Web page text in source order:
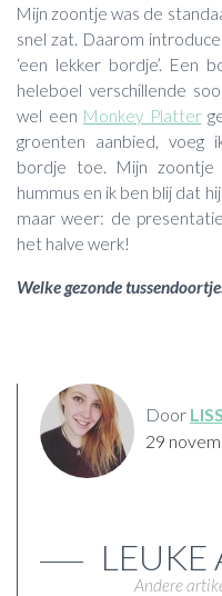
Mijn zoontje was de
snel zat. Daarom
‘een lekker bordje’. Een
heleboel verschillende
wel een Monkey Platter
groenten aanbied, voeg
bordje toe. Mijn
hummus en ik ben blij dat
maar weer: de
het halve werk!
Welke gezonde
Door
29
LEUKE
Andere